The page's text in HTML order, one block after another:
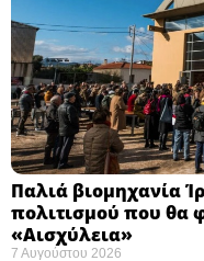
Παλιά βιομηχανία
πολιτισμού που θα
«Αισχύλεια» ​
7 Αυγούστου 2026